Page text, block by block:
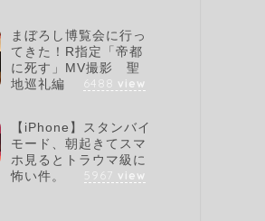
まぼろし博覧会に行っ
てきた！R指定「帝都
に死す」MV撮影 聖
地巡礼編
6488 view
【iPhone】スタンバイ
モード、朝起きてスマ
ホ見るとトラウマ級に
怖い件。
5967 view